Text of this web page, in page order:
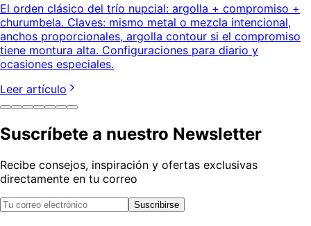
El orden clásico del trío nupcial: argolla + compromiso +
churumbela. Claves: mismo metal o mezcla intencional,
anchos proporcionales, argolla contour si el compromiso
tiene montura alta. Configuraciones para diario y
ocasiones especiales.
Leer artículo
Suscríbete a nuestro Newsletter
Recibe consejos, inspiración y ofertas exclusivas
directamente en tu correo
Suscribirse